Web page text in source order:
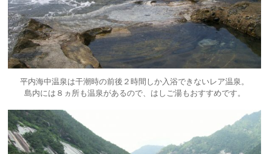
平内海中温泉は干潮時の前後２時間しか入浴できないレア温泉。
島内には８ヵ所も温泉があるので、はしご湯もおすすめです。